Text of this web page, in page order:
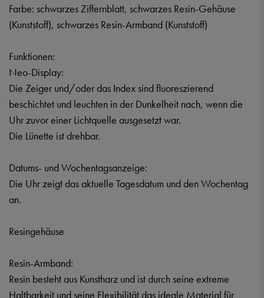
Farbe: schwarzes Ziffernblatt, schwarzes Resin-Gehäuse
(Kunststoff), schwarzes Resin-Armband (Kunststoff)
Funktionen:
Neo-Display:
Die Zeiger und/oder das Index sind fluoreszierend
beschichtet und leuchten in der Dunkelheit nach, wenn die
Uhr zuvor einer Lichtquelle ausgesetzt war.
Die Lünette ist drehbar.
Datums- und Wochentagsanzeige:
Die Uhr zeigt das aktuelle Tagesdatum und den Wochentag
an.
Resingehäuse
Resin-Armband:
Resin besteht aus Kunstharz und ist durch seine extreme
Haltbarkeit und seine Flexibilität das ideale Material für